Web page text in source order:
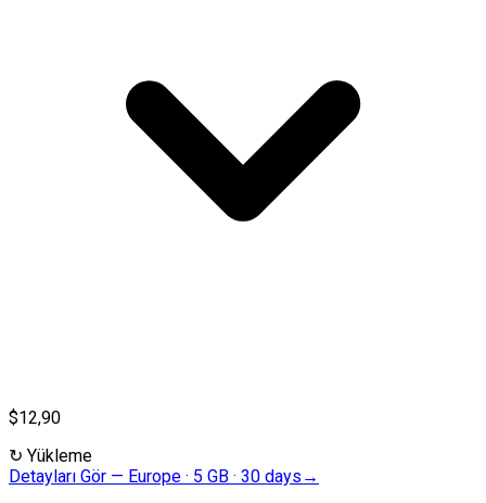
$12,90
↻ Yükleme
Detayları Gör — Europe · 5 GB · 30 days →